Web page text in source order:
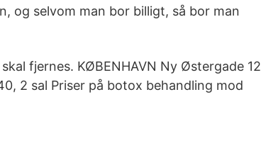
og selvom man bor billigt, så bor man
fjernes. KØBENHAVN Ny Østergade 12
2 sal Priser på botox behandling mod